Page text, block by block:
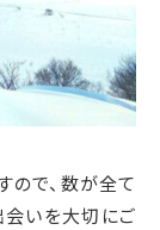
ので、数が全て
会いを大切にご